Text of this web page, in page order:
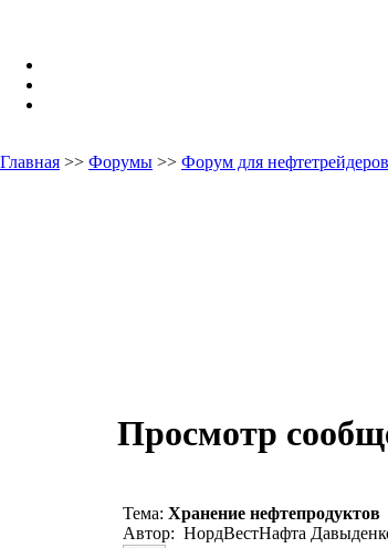
Главная >> Форумы >> Форум для нефтетрейдеров
Просмотр
Тема: Хранение нефтепродуктов
Автор: НордВестНафта